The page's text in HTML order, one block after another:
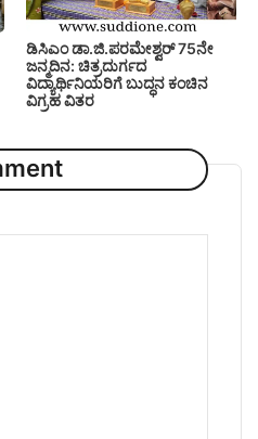
ಡಿಸಿಎಂ ಡಾ.ಜಿ.ಪರಮೇಶ್ವರ್ 75ನೇ
ಜನ್ಮದಿನ: ಚಿತ್ರದುರ್ಗದ
ವಿದ್ಯಾರ್ಥಿನಿಯರಿಗೆ ಬುದ್ಧನ ಕಂಚಿನ
ವಿಗ್ರಹ ವಿತರ